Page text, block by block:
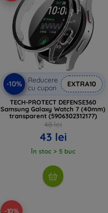
-10%
Reducere
cu cupon
EXTRA10
TECH-PROTECT DEFENSE360
Samsung Galaxy Watch 7 (40mm)
transparent (5906302312177)
48 lei
43 lei
În stoc > 5 buc
-10%